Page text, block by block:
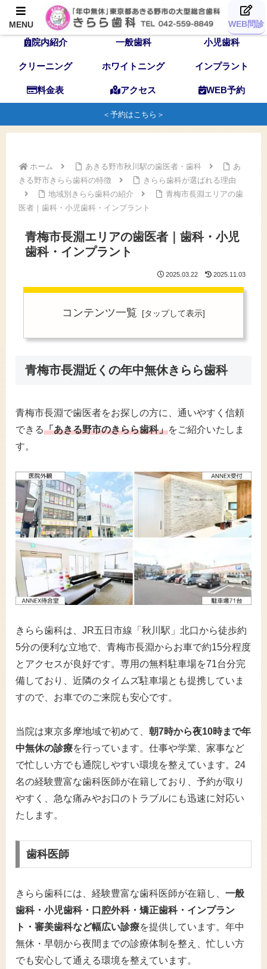
TOP 歯科医師 スタッフ
院内紹介 一般歯科 小児歯科
クリーニング ホワイトニング インプラント
料金表 アクセス WEB予約
＜予約はこちら＞
ホーム あきる野市秋川駅の歯医者・歯科
あ
きる野市きらら歯科の特徴
きらら歯科が選ばれる理由
地域別きらら歯科の紹介
青梅市長淵エリアの歯
医者｜歯科・小児歯科・インプラント
青梅市長淵エリアの歯医者｜歯科・小児
歯科・インプラント
2025.03.22 2025.11.03
コンテンツ一覧
青梅市長淵近くの年中無休きらら歯科
青梅市長淵で歯医者をお探しの方に、通いやすく信頼
できる「あきる野市のきらら歯科」をご紹介いたしま
す。
きらら歯科は、JR五日市線「秋川駅」北口から徒歩約
5分の便利な立地で、青梅市長淵からお車で約15分程度
とアクセスが良好です。専用の無料駐車場を71台分完
備しており、近隣のタイムズ駐車場とも提携していま
すので、お車でのご来院も安心です。
当院は東京多摩地域で初めて、 朝7時から夜10時まで年
中無休の診療を行っています。仕事や学業、家事など
で忙しい方でも通院しやすい環境を整えています。24
名の経験豊富な歯科医師が在籍しており、予約が取り
やすく、急な痛みやお口のトラブルにも迅速に対応い
たします。
歯科医師
きらら歯科には、経験豊富な歯科医師が在籍し、 一般
歯科・小児歯科・口腔外科・矯正歯科・インプラン
ト・審美歯科など幅広い診療を提供しています。年中
無休・早朝から夜間までの診療体制を整え、忙しい方
でも安心して通える環境を整えています。
MENU WEB問診